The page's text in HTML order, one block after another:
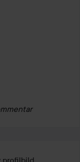
profilbild